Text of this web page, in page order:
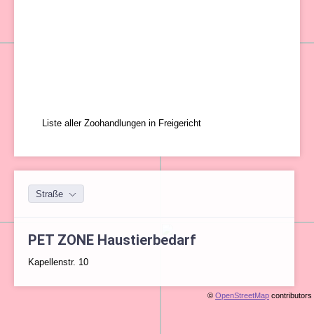
Liste aller Zoohandlungen in Freigericht
Straße
PET ZONE Haustierbedarf
Kapellenstr. 10
© OpenStreetMap contributors